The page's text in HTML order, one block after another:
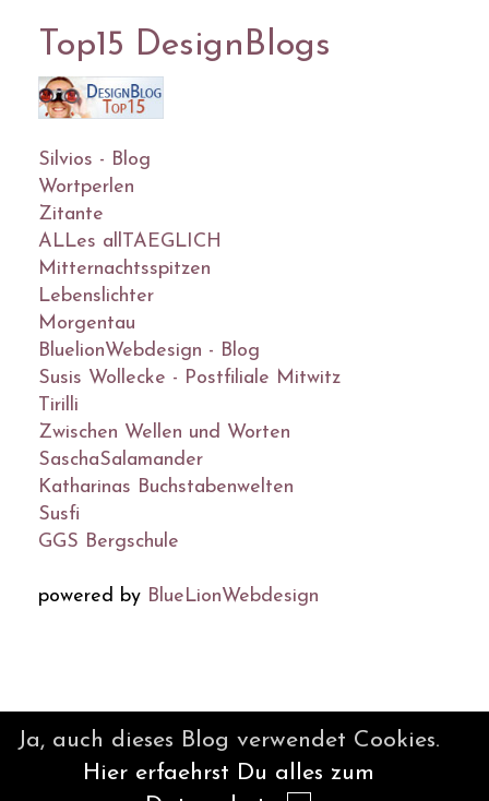
Top15 DesignBlogs
Silvios - Blog
Wortperlen
Zitante
ALLes allTAEGLICH
Mitternachtsspitzen
Lebenslichter
Morgentau
BluelionWebdesign - Blog
Susis Wollecke - Postfiliale Mitwitz
Tirilli
Zwischen Wellen und Worten
SaschaSalamander
Katharinas Buchstabenwelten
Susfi
GGS Bergschule
powered by BlueLionWebdesign
BlueLionWebdesign.de
Ja, auch dieses Blog verwendet Cookies.
Hier erfaehrst Du alles zum